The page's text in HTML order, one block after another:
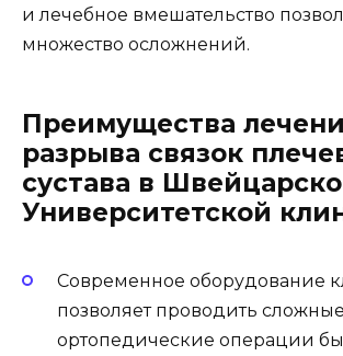
и лечебное вмешательство
множество осложнений.
Преимущества
разрыва связок
сустава в
Университетской
Современное оборудование
позволяет проводить сложные
ортопедические операции